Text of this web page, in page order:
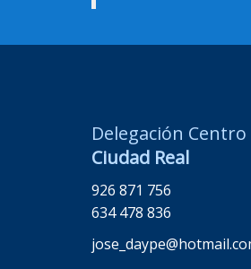
Delegación Centro
Ciudad Real
926 871 756
634 478 836